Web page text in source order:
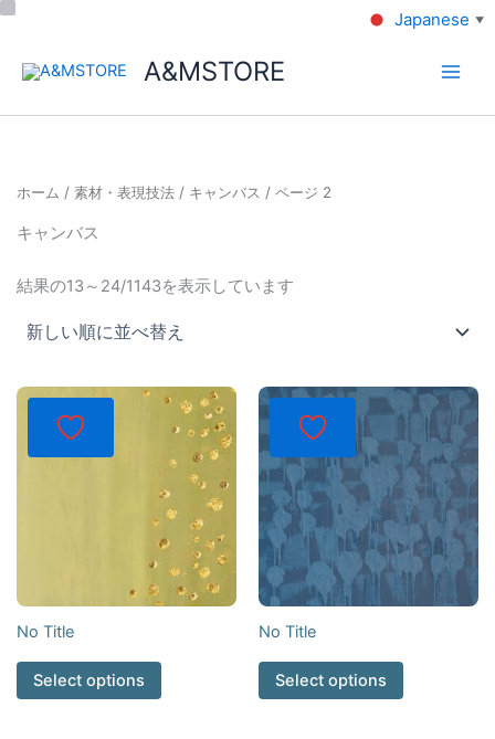
A&MSTORE
ホーム / 素材・表現技法 / キャンバス / ページ 2
キャンバス
結果の13～24/1143を表示しています
No Title
Select options
No Title
Select options
Japanese ▼